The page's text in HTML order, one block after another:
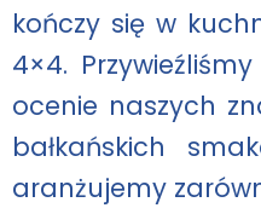
kończy się w
4×4.
ocenie naszych
bałkańskich
aranżujemy